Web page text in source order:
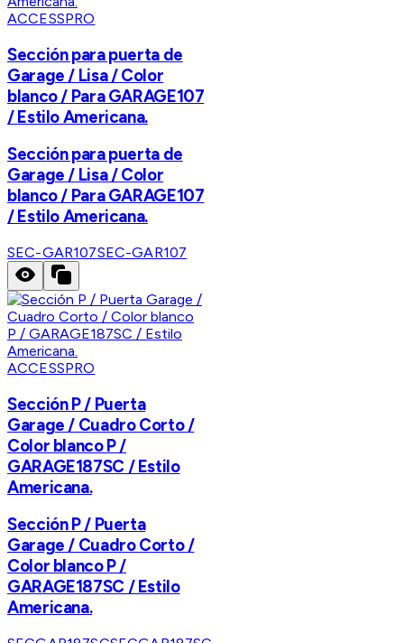
ACCESSPRO
Sección para puerta de
Garage / Lisa / Color
blanco / Para GARAGE107
/ Estilo Americana.
Sección para puerta de
Garage / Lisa / Color
blanco / Para GARAGE107
/ Estilo Americana.
SEC-GAR107SEC-GAR107
ACCESSPRO
Sección P / Puerta
Garage / Cuadro Corto /
Color blanco P /
GARAGE187SC / Estilo
Americana.
Sección P / Puerta
Garage / Cuadro Corto /
Color blanco P /
GARAGE187SC / Estilo
Americana.